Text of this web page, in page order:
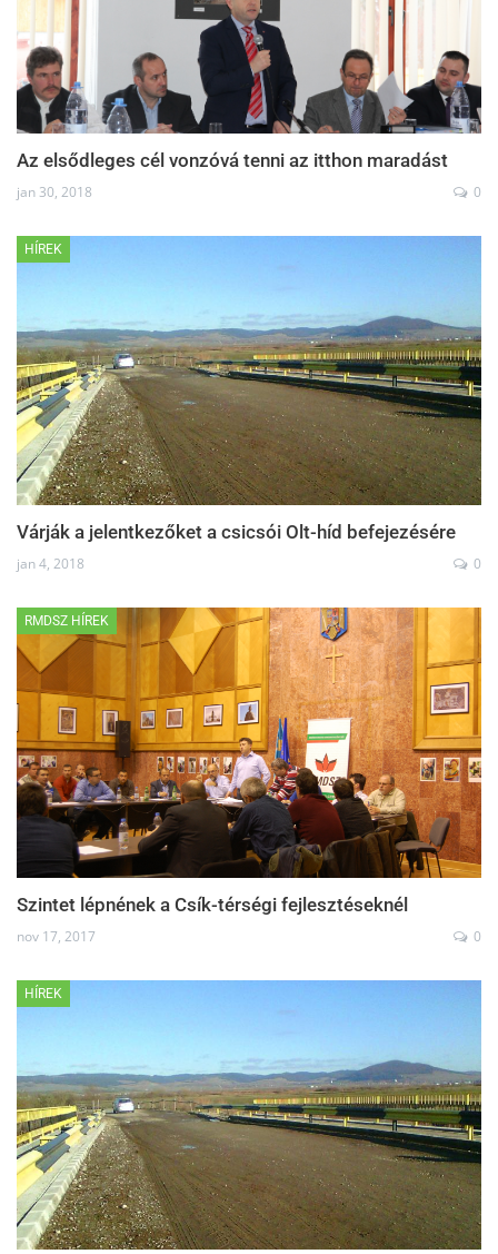
Az elsődleges cél vonzóvá tenni az itthon maradást
jan 30, 2018 0
HÍREK
Várják a jelentkezőket a csicsói Olt-híd befejezésére
jan 4, 2018 0
RMDSZ HÍREK
Szintet lépnének a Csík-térségi fejlesztéseknél
nov 17, 2017 0
HÍREK